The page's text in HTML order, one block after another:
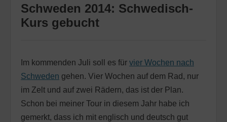
Schweden 2014: Schwedisch-
Kurs gebucht
Im kommenden Juli soll es für vier Wochen nach
Schweden gehen. Vier Wochen auf dem Rad, nur
im Zelt und auf zwei Rädern, das ist der Plan.
Schon bei meiner Tour in diesem Jahr habe ich
gemerkt, dass ich mit englisch und deutsch gut